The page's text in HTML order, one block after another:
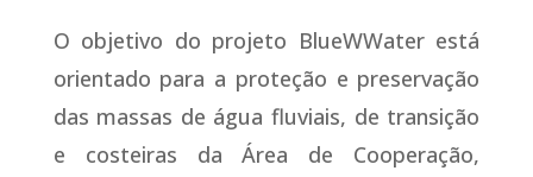
O objetivo do projeto BlueWWater está
orientado para a proteção e preservação
das massas de água fluviais, de transição
e costeiras da Área de Cooperação,